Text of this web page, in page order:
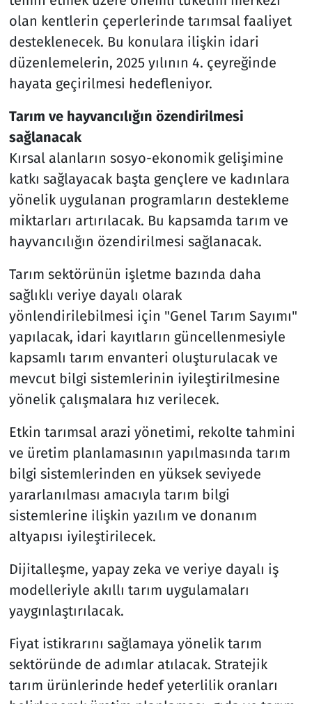
olan kentlerin çeperlerinde tarımsal faaliyet
desteklenecek. Bu konulara ilişkin idari
düzenlemelerin, 2025 yılının 4. çeyreğinde
hayata geçirilmesi hedefleniyor.
Tarım ve hayvancılığın özendirilmesi
sağlanacak
Kırsal alanların sosyo-ekonomik gelişimine
katkı sağlayacak başta gençlere ve kadınlara
yönelik uygulanan programların destekleme
miktarları artırılacak. Bu kapsamda tarım ve
hayvancılığın özendirilmesi sağlanacak.
Tarım sektörünün işletme bazında daha
sağlıklı veriye dayalı olarak
yönlendirilebilmesi için "Genel Tarım Sayımı"
yapılacak, idari kayıtların güncellenmesiyle
kapsamlı tarım envanteri oluşturulacak ve
mevcut bilgi sistemlerinin iyileştirilmesine
yönelik çalışmalara hız verilecek.
Etkin tarımsal arazi yönetimi, rekolte tahmini
ve üretim planlamasının yapılmasında tarım
bilgi sistemlerinden en yüksek seviyede
yararlanılması amacıyla tarım bilgi
sistemlerine ilişkin yazılım ve donanım
altyapısı iyileştirilecek.
Dijitalleşme, yapay zeka ve veriye dayalı iş
modelleriyle akıllı tarım uygulamaları
yaygınlaştırılacak.
Fiyat istikrarını sağlamaya yönelik tarım
sektöründe de adımlar atılacak. Stratejik
tarım ürünlerinde hedef yeterlilik oranları